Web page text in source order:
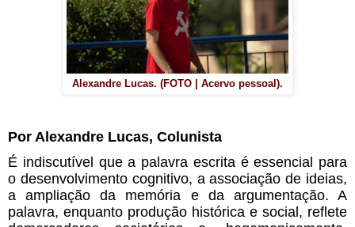
Alexandre Lucas. (FOTO | Acervo pessoal).
Por Alexandre Lucas, Colunista
É indiscutível que a palavra escrita é essencial para
o desenvolvimento cognitivo, a associação de ideias,
a ampliação da memória e da argumentação. A
palavra, enquanto produção histórica e social, reflete